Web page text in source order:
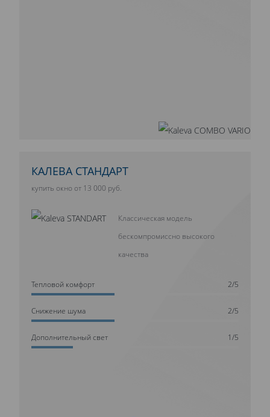
КАЛЕВА СТАНДАРТ
купить окно от 13 000 руб.
Классическая модель
бескомпромиссно высокого
качества
Тепловой комфорт 2/5
Cнижение шума 2/5
Дополнительный свет 1/5